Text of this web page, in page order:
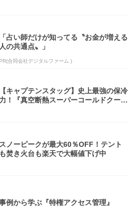
「占い師だけが知ってる〝お金が増える
人の共通点〟」
PR(合同会社デジタルファーム )
【キャプテンスタッグ】史上最強の保冷
力！『真空断熱スーパーコールドクーラ
スノーピークが最大60％OFF！テント
も焚き火台も楽天で大幅値下げ中
例から学ぶ『特権アクセス管理』